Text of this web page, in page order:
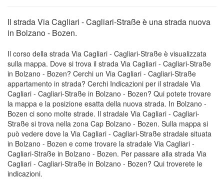
Il strada Via Cagliari - Cagliari-Straße è una strada nuova
in Bolzano - Bozen.
Il corso della strada Via Cagliari - Cagliari-Straße è visualizzata
sulla mappa. Dove si trova il strada Via Cagliari - Cagliari-Straße
in Bolzano - Bozen? Cerchi un Via Cagliari - Cagliari-Straße
appartamento in strada? Cerchi Indicazioni per il stradale Via
Cagliari - Cagliari-Straße in Bolzano - Bozen? Qui potete trovare
la mappa e la posizione esatta della nuova strada. In Bolzano -
Bozen ci sono molte strade. Il stradale Via Cagliari - Cagliari-
Straße si trova nella zona Cap Bolzano - Bozen. Sulla mappa si
può vedere dove la Via Cagliari - Cagliari-Straße stradale situata
in Bolzano - Bozen e come trovare la stradale Via Cagliari -
Cagliari-Straße in Bolzano - Bozen. Per passare alla strada Via
Cagliari - Cagliari-Straße in Bolzano - Bozen? Qui troverete le
indicazioni.